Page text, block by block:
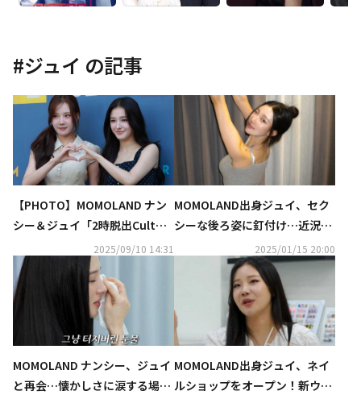
#ジュイ の記事
【PHOTO】MOMOLAND ナン
シー＆ジュイ「2時脱出Cultwo
Show」出演のため放送局へ
（動画あり）
2025/09/10 14:31
MOMOLAND出身ジュイ、セク
シーな後ろ姿に釘付け…近況写
2025/01/15 20:00
MOMOLAND ナンシー、ジュイ
と再会…懐かしさに涙する場面
MOMOLAND出身ジュイ、ネイ
ルショップをオープン！新ウェ